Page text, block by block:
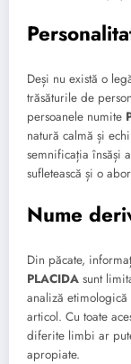
Deși nu există o
trăsăturile de
persoanele numite
natură calmă și
semnificația însăși
sufletească și o
Nume
Din păcate,
PLACIDA sunt
analiză etimologică
articol. Cu toate
diferite limbi ar
apropiate.